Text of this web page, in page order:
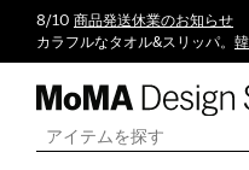
8/10 商品発送休業のお知らせ
カラフルなタオル&スリッパ。